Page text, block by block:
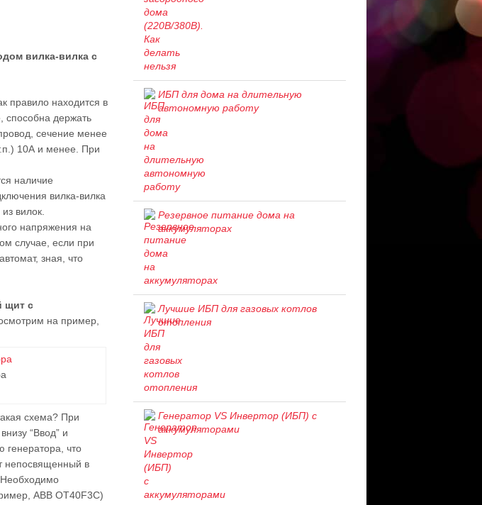
вилка-вилка с
правило находится в
способна держать
сечение менее
10А и менее. При
наличие
вилка-вилка
вилок.
напряжения на
случае, если при
зная, что
щит с
на пример,
схема? При
“Ввод” и
генератора, что
непосвященный в
ABB OT40F3C)
ИБП для дома на длительную
автономную работу
Резервное питание дома на
аккумуляторах
Лучшие ИБП для газовых котлов
отопления
Генератор VS Инвертор (ИБП) с
аккумуляторами